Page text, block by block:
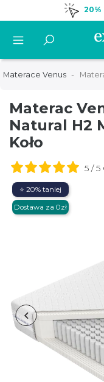
Materace Venus
Materac
Natural H2
Koło
5 / 5
⭐ 20% taniej
Dostawa za 0zł